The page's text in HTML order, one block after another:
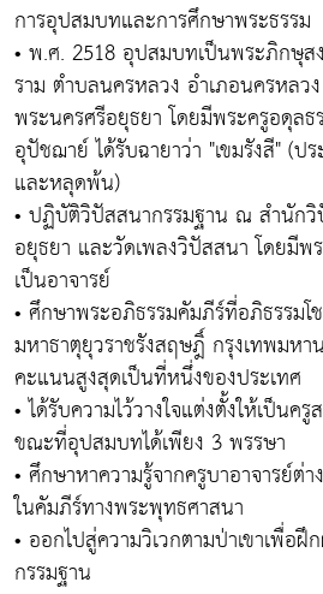
การอุปสมบทและการศึกษาพระธรรม
• พ.ศ. 2518 อุปสมบทเป็นพระภิกษุ
ราม ตำบลนครหลวง อำเภอนครหลว
พระนครศรีอยุธยา โดยมีพระครูอดุลธ
อุปัชฌาย์ ได้รับฉายาว่า "เขมรังสี" (ป
และหลุดพ้น)
• ปฏิบัติวิปัสสนากรรมฐาน ณ สำนัก
อยุธยา และวัดเพลงวิปัสสนา โดยมีพ
เป็นอาจารย์
• ศึกษาพระอภิธรรมคัมภีร์ที่อภิธรรม
มหาธาตุยุวราชรังสฤษฎิ์ กรุงเทพมห
คะแนนสูงสุดเป็นที่หนึ่งของประเทศ
• ได้รับความไว้วางใจแต่งตั้งให้เป็นค
ขณะที่อุปสมบทได้เพียง 3 พรรษา
• ศึกษาหาความรู้จากครูบาอาจารย์ต่
ในคัมภีร์ทางพระพุทธศาสนา
• ออกไปสู่ความวิเวกตามป่าเขาเพื่อ
กรรมฐาน